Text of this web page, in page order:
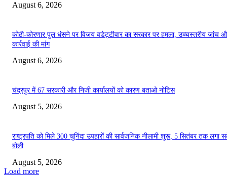
August 6, 2026
कोठी-कोरणार पुल धंसने पर विजय वडेट्टीवार का सरकार पर हमला, उच्चस्तरीय जांच
कार्रवाई की मांग
August 6, 2026
चंद्रपुर में 67 सरकारी और निजी कार्यालयों को कारण बताओ नोटिस
August 5, 2026
राष्ट्रपति को मिले 300 चुनिंदा उपहारों की सार्वजनिक नीलामी शुरू, 5 सितंबर तक लगा
बोली
August 5, 2026
Load more